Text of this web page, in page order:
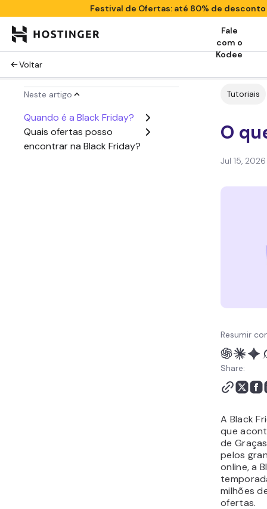
Festival de Ofertas: até 80% de desconto
Fale
com o
Kodee
Voltar
Neste artigo
Quando é a Black Friday?
Quais ofertas posso
encontrar na Black Friday?
Tutoriais
O
Jul 15, 2026
Resumir
Share:
A Black
que
de
pelos
online, a
milhões
ofertas.